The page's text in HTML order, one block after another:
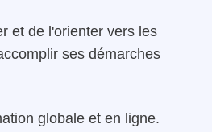
et de l'orienter vers les
ses démarches
globale et en ligne.